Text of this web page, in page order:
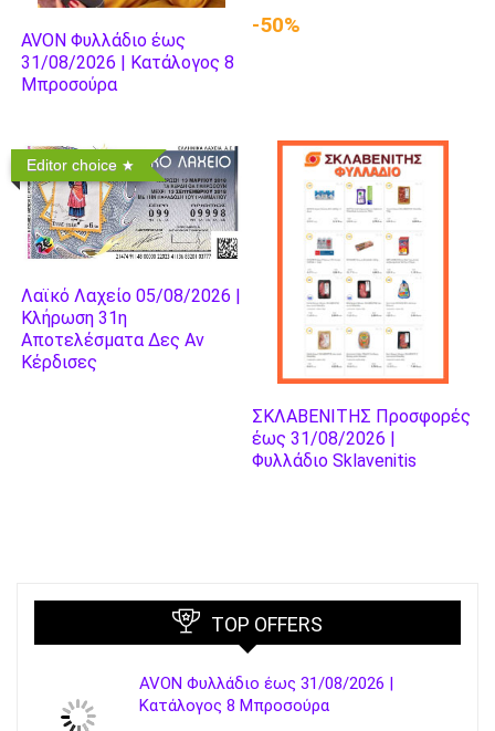
AVON Φυλλάδιο έως
31/08/2026 | Κατάλογος 8
Μπροσούρα
-50%
Editor choice
Λαϊκό Λαχείο 05/08/2026 |
Κλήρωση 31η
Αποτελέσματα Δες Αν
Κέρδισες
ΣΚΛΑΒΕΝΙΤΗΣ Προσφορές
έως 31/08/2026 |
Φυλλάδιο Sklavenitis
TOP OFFERS
AVON Φυλλάδιο έως 31/08/2026 |
Κατάλογος 8 Μπροσούρα